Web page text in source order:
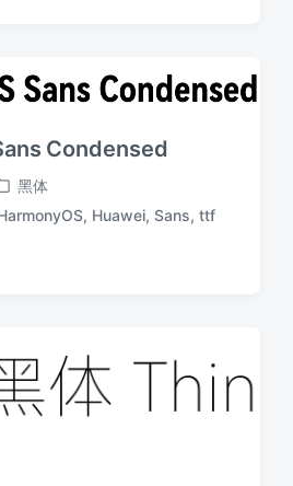
Condensed
黑体
, Huawei, Sans, ttf